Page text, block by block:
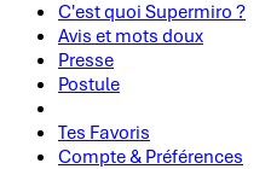
C'est quoi Supermiro ?
Avis et mots doux
Presse
Postule
Tes Favoris
Compte & Préférences